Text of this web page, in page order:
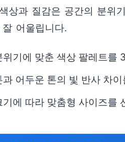
상과 질감은 공간의 분위
어울립니다.
위기에 맞춘 색상 팔레트를
어두운 톤의 빛 반사 차
에 따라 맞춤형 사이즈를